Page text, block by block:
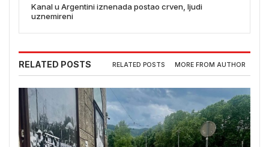
Kanal u Argentini iznenada postao crven, ljudi
uznemireni
RELATED POSTS RELATED POSTS MORE FROM AUTHOR